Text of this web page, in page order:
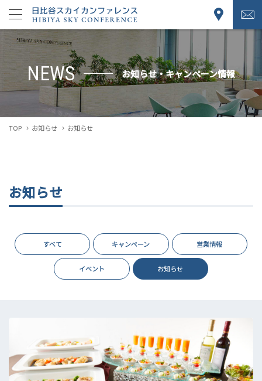
NEWS お知らせ・キャンペーン情報
TOP お知らせ お知らせ
お知らせ
すべて キャンペーン 営業情報
イベント お知らせ